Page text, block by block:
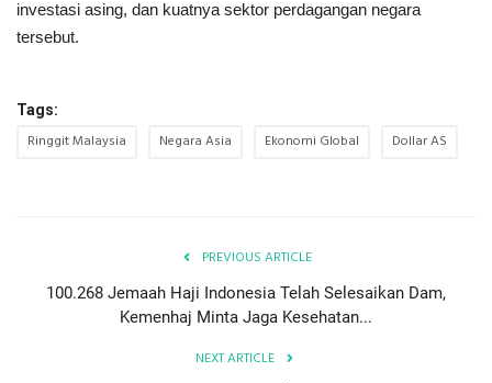
investasi asing, dan kuatnya sektor perdagangan negara
tersebut.
Tags:
Ringgit Malaysia Negara Asia Ekonomi Global Dollar AS
PREVIOUS ARTICLE
100.268 Jemaah Haji Indonesia Telah Selesaikan Dam,
Kemenhaj Minta Jaga Kesehatan...
NEXT ARTICLE